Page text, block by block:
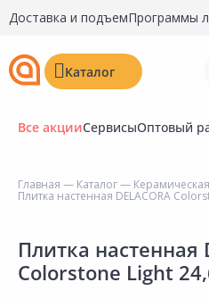
Доставка и подъемПрограммы
Каталог
Перейти
Все акцииСервисыОптовый
Главная — Каталог—
Плитка настенная DELACORA
Плитка настенная
Colorstone Light